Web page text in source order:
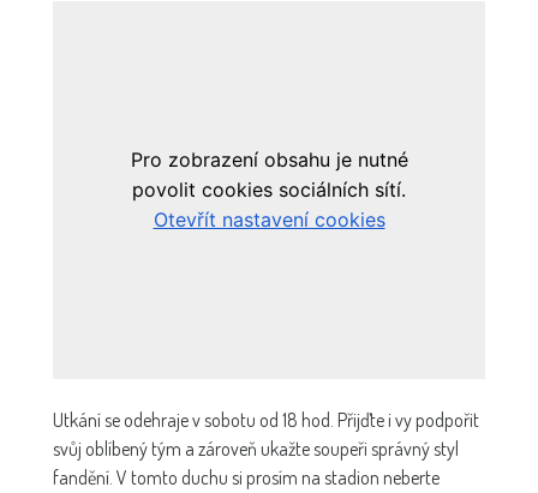
Utkání se odehraje v sobotu od 18 hod. Přijďte i vy podpořit
svůj oblíbený tým a zároveň ukažte soupeři správný styl
fandění. V tomto duchu si prosím na stadion neberte